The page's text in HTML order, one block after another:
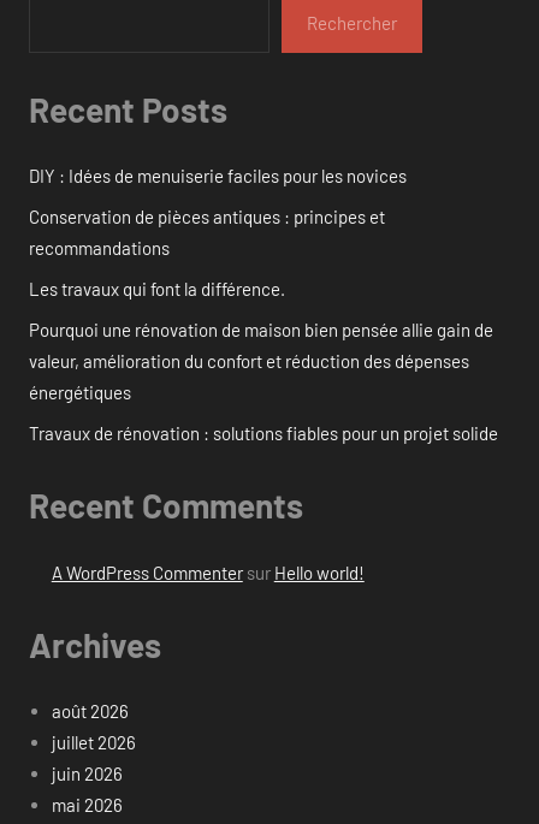
Rechercher
Recent Posts
DIY : Idées de menuiserie faciles pour les novices
Conservation de pièces antiques : principes et
recommandations
Les travaux qui font la différence.
Pourquoi une rénovation de maison bien pensée allie gain de
valeur, amélioration du confort et réduction des dépenses
énergétiques
Travaux de rénovation : solutions fiables pour un projet solide
Recent Comments
A WordPress Commentersur Hello world!
Archives
août 2026
juillet 2026
juin 2026
mai 2026